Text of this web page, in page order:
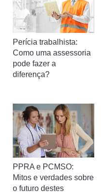
Perícia trabalhista:
Como uma assessoria
pode fazer a
diferença?
PPRA e PCMSO:
Mitos e verdades sobre
o futuro destes